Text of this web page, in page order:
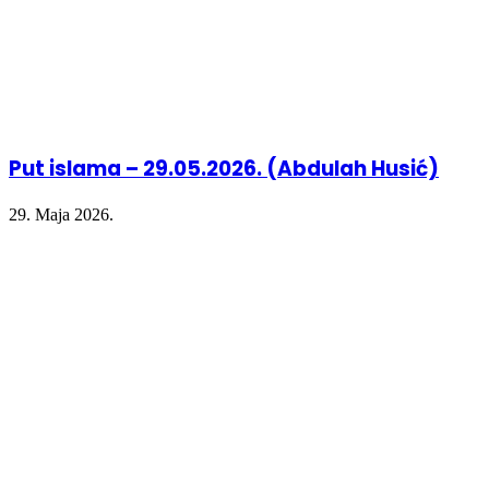
Put islama – 29.05.2026. (Abdulah Husić)
29. Maja 2026.